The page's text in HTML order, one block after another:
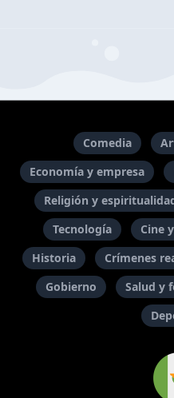
Comedia
Economía y empresa
Religión y
Tecnología
Cine
Historia
Crímenes
Gobierno
Salud y